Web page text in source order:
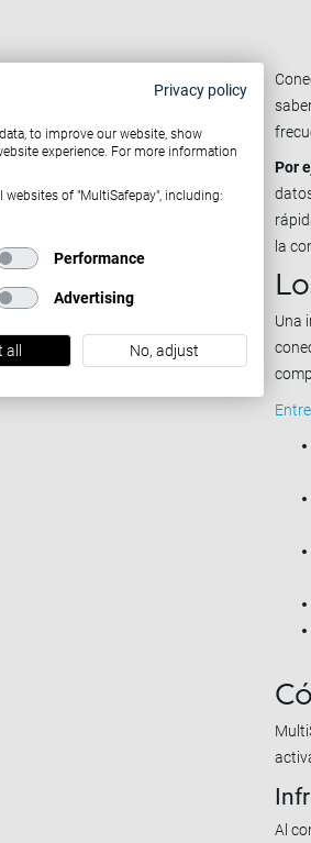
Por
la
Una
Al
Privacy policy
to improve our website, show
experience. For more information
of "MultiSafepay", including:
Performance
Advertising
No, adjust